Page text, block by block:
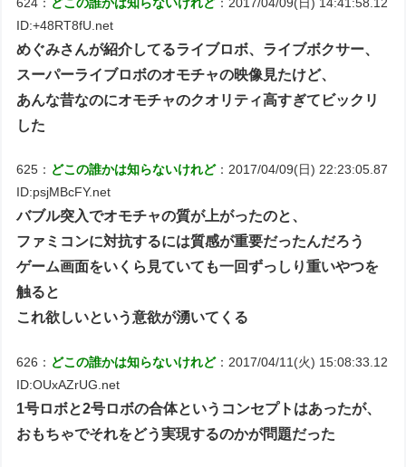
ID:+48RT8fU.net
めぐみさんが紹介してるライブロボ、ライブボクサー、
スーパーライブロボのオモチャの映像見たけど、
あんな昔なのにオモチャのクオリティ高すぎてビックリ
した
625： どこの誰かは知らないけれど：2017/04/09(日) 22:23:05.87
ID:psjMBcFY.net
バブル突入でオモチャの質が上がったのと、
ファミコンに対抗するには質感が重要だったんだろう
ゲーム画面をいくら見ていても一回ずっしり重いやつを
触ると
これ欲しいという意欲が湧いてくる
626： どこの誰かは知らないけれど：2017/04/11(火) 15:08:33.12
ID:OUxAZrUG.net
1号ロボと2号ロボの合体というコンセプトはあったが、
おもちゃでそれをどう実現するのかが問題だった